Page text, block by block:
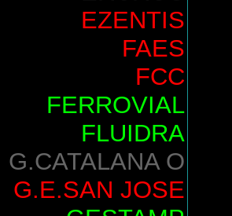
EZENTIS
FAES
FCC
FERROVIAL
FLUIDRA
G.CATALANA O
G.E.SAN JOSE